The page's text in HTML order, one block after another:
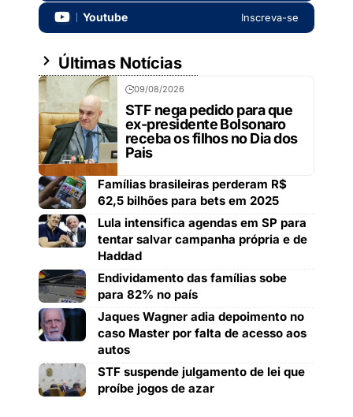
Youtube Inscreva-se
Últimas Notícias
09/08/2026
STF nega pedido para que
ex-presidente Bolsonaro
receba os filhos no Dia dos
Pais
Famílias brasileiras perderam R$
62,5 bilhões para bets em 2025
Lula intensifica agendas em SP para
tentar salvar campanha própria e de
Haddad
Endividamento das famílias sobe
para 82% no país
Jaques Wagner adia depoimento no
caso Master por falta de acesso aos
autos
STF suspende julgamento de lei que
proíbe jogos de azar